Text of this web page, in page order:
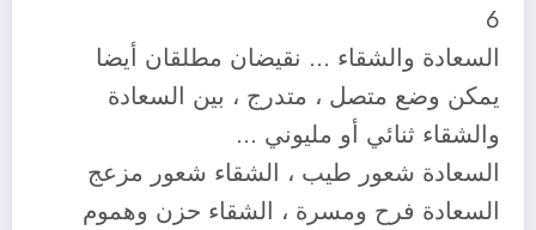
6
السعادة والشقاء … نقيضان مطلقان أيضا
يمكن وضع متصل ، متدرج ، بين السعادة
والشقاء ثنائي أو مليوني …
السعادة شعور طيب ، الشقاء شعور مزعج
السعادة فرح ومسرة ، الشقاء حزن وهموم